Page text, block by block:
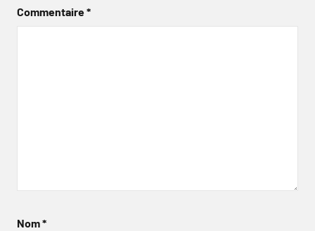
Commentaire*
Nom*